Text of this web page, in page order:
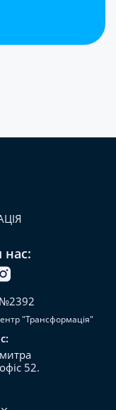
нас:
"Трансформація"
52.